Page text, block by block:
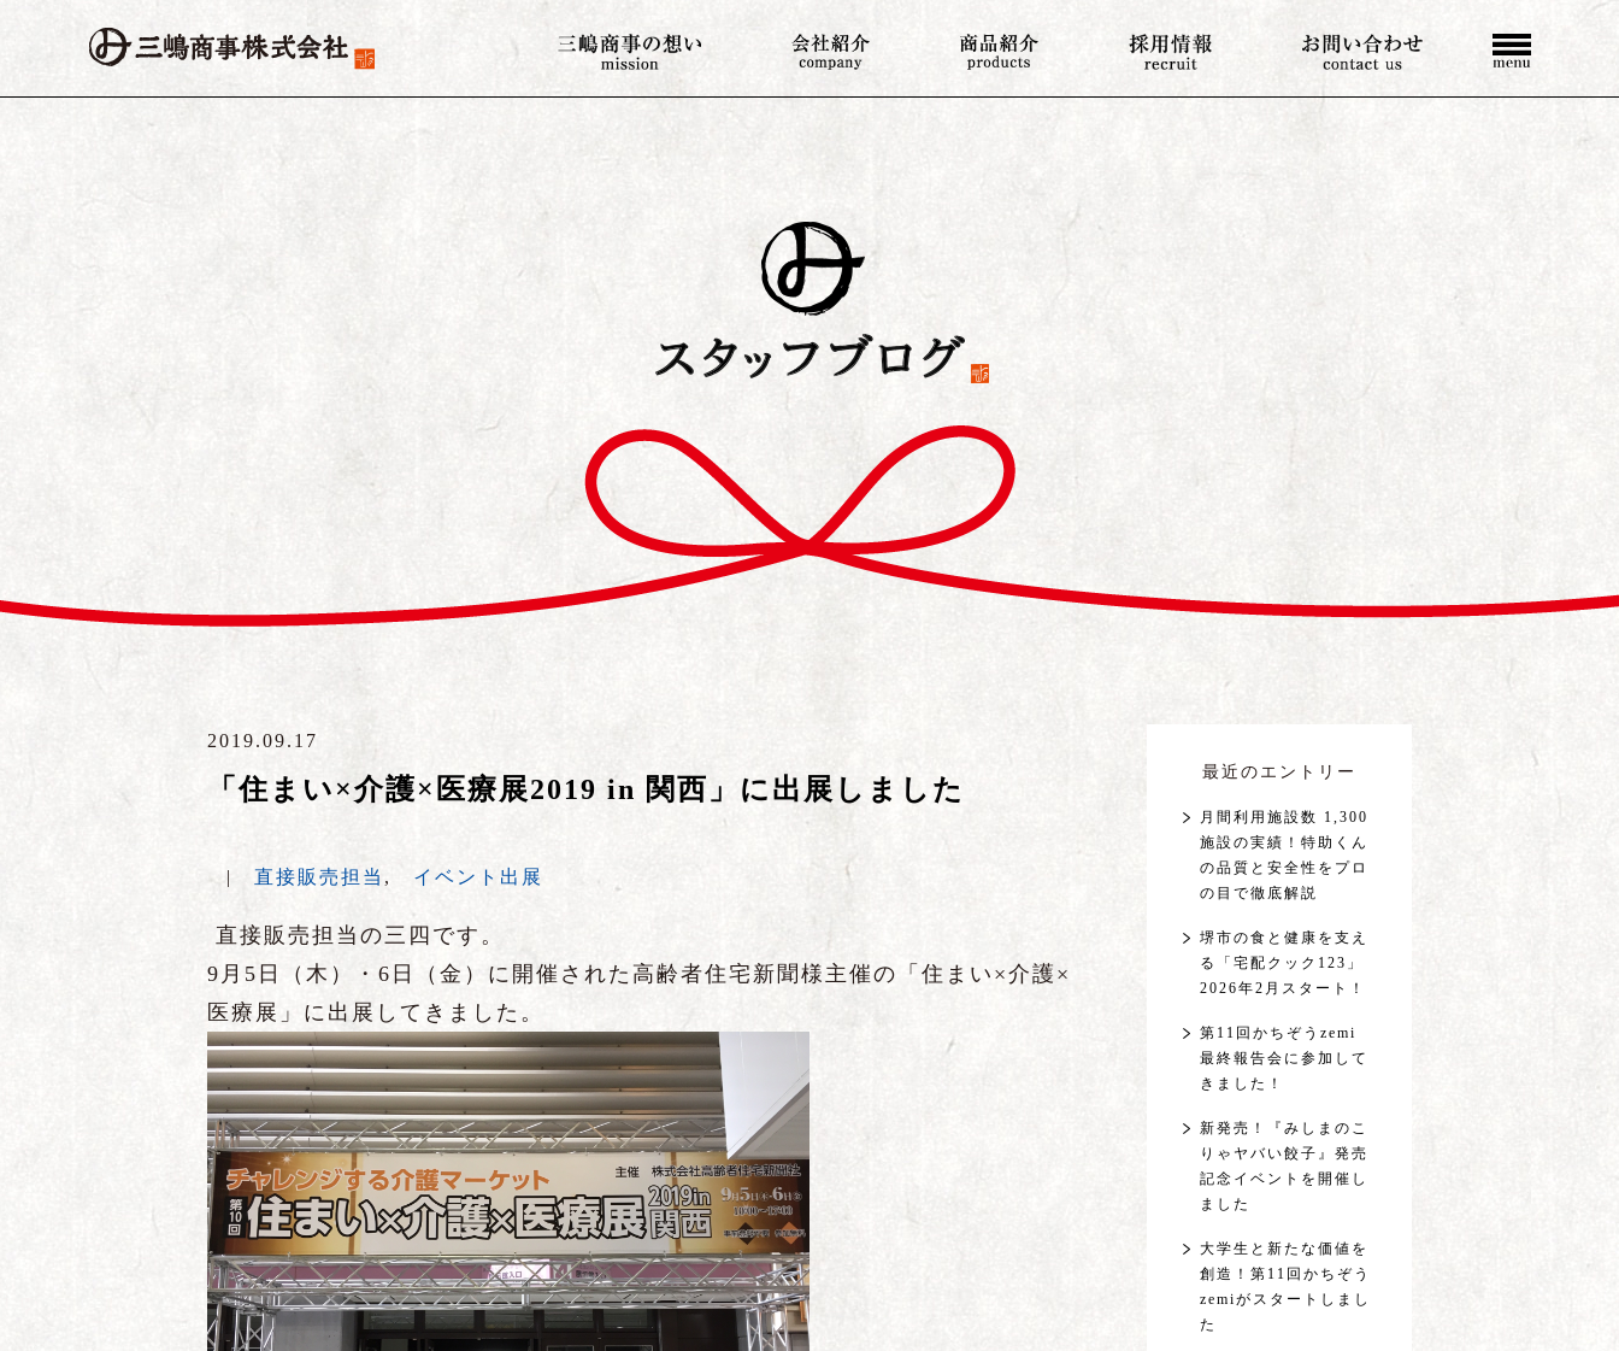
2019.09.17
「住まい×介護×医療展2019 in 関西」に出展しました
| 直接販売担当 , イベント出展
直接販売担当の三四です。
9 月 5 日（木）・ 6 日（金）に開催された高齢者住宅新聞様主催の「住まい×介護×
医療展」に出展してきました。
最近のエントリー
月間利用施設数 1,300
施設の実績！特助くん
の品質と安全性をプロ
の目で徹底解説
堺市の食と健康を支え
る「宅配クック123」
2026年2月スタート！
第11回かちぞうzemi
最終報告会に参加して
きました！
新発売！『みしまのこ
りゃヤバい餃子』発売
記念イベントを開催し
ました
大学生と新たな価値を
創造！第11回かちぞう
zemiがスタートしまし
た